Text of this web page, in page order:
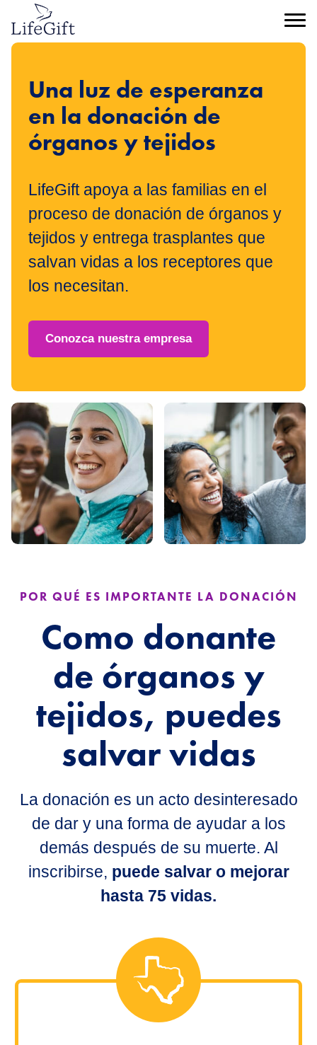
contenido
principal
Menú
Una luz de esperanza
en la donación de
órganos y tejidos
LifeGift apoya a las familias en el
proceso de donación de órganos y
tejidos y entrega trasplantes que
salvan vidas a los receptores que
los necesitan.
Conozca nuestra empresa
POR QUÉ ES IMPORTANTE LA DONACIÓN
Como donante
de órganos y
tejidos, puedes
salvar vidas
La donación es un acto desinteresado
de dar y una forma de ayudar a los
demás después de su muerte. Al
inscribirse, puede salvar o mejorar
hasta 75 vidas.